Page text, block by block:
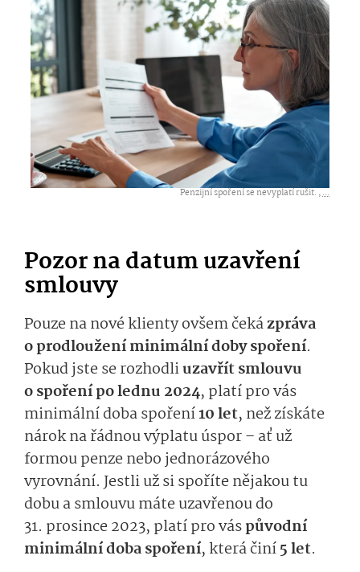
Penzijní spoření se nevyplatí rušit. ,...
Pozor na datum uzavření
smlouvy
Pouze na nové klienty ovšem čekázpráva
o prodloužení minimální doby spoření.
Pokud jste se rozhodliuzavřít smlouvu
o spoření po lednu 2024, platí pro vás
minimální doba spoření10 let, než získáte
nárok na řádnou výplatu úspor – ať už
formou penze nebo jednorázového
vyrovnání. Jestli už si spoříte nějakou tu
dobu a smlouvu máte uzavřenou do
31. prosince 2023, platí pro váspůvodní
minimální doba spoření, která činí5 let.